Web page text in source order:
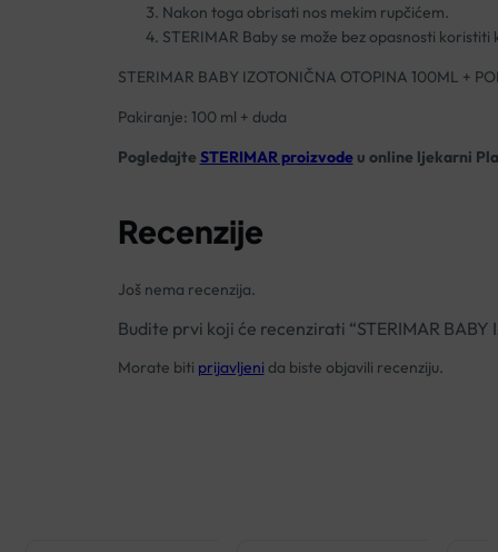
Nakon toga obrisati nos mekim rupčićem.
STERIMAR Baby se može bez opasnosti
STERIMAR BABY IZOTONIČNA OTOPINA 100ML +
Pakiranje: 100 ml + duda
Pogledajte STERIMAR proizvodeu online ljekarni
Recenzije
Još nema recenzija.
Budite prvi koji će recenzirati “STERIMAR
Morate biti prijavljeni da biste objavili recenziju.